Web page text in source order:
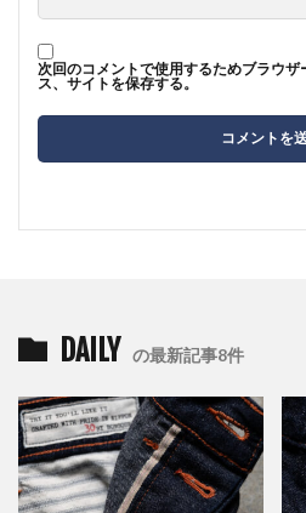
次回のコメントで使用するためブラウ
ス、サイトを保存する。
DAILY の最新記事8件